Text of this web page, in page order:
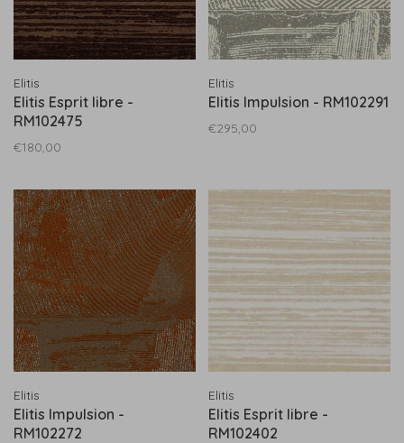
Elitis
Elitis Esprit libre -
RM102475
€180,00
Elitis
Elitis Impulsion - RM102291
€295,00
Elitis
Elitis Impulsion -
RM102272
Elitis
Elitis Esprit libre -
RM102402